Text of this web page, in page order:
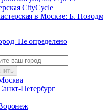
CityCycle
в Москве: Б.
Не определено
Петербург